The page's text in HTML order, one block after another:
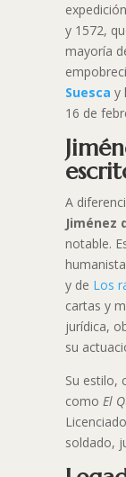
y 1572,
mayoría
Suesca y
16 de
A
Jiménez
notable.
y de Los
cartas y
jurídica,
su
Su estilo,
como El
soldado,